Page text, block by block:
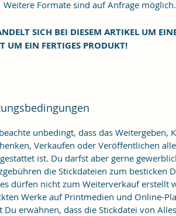
Formate sind auf Anfrage möglich.
SICH BEI DIESEM ARTIKEL UM
UM EIN FERTIGES PRODUKT!
unbedingt, dass das Weitergeben,
Verkaufen oder Veröffentlichen
ist. Du darfst aber gerne
die Stickdateien zum besticken
dürfen nicht zum Weiterverkauf erstellt
Werke auf Printmedien und Online-
Du erwähnen, dass die Stickdatei von